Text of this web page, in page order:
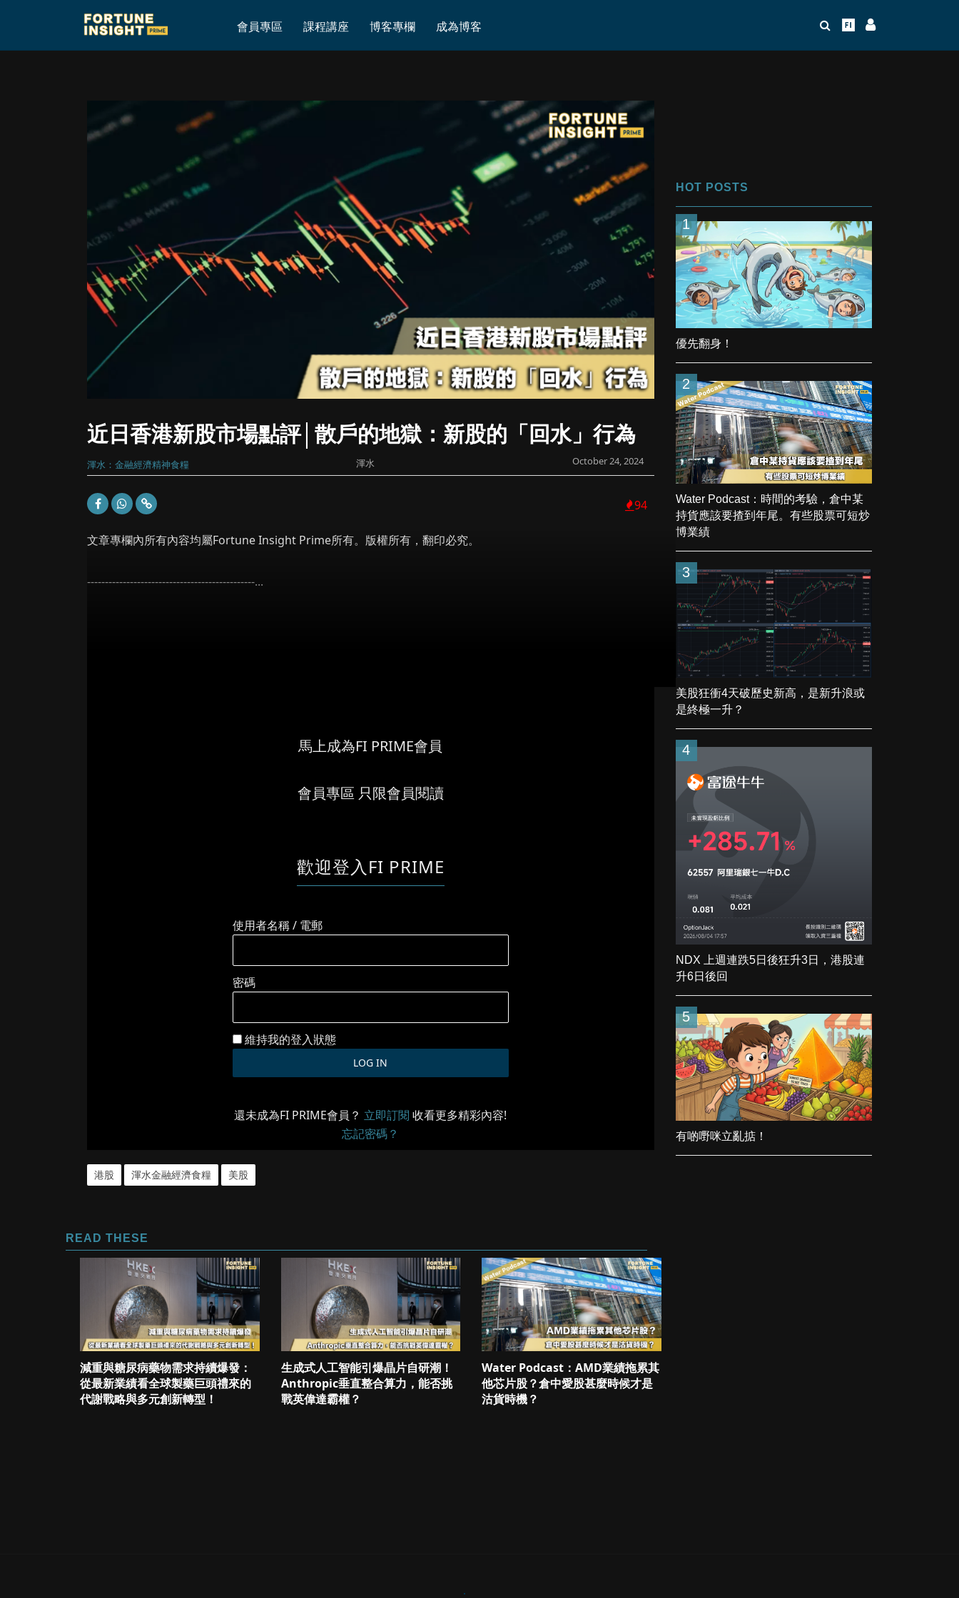
會員專區 課程講座 博客專欄 成為博客
近日香港新股市場點評│散戶的地獄：新股的「回水」行為
近日香港新股市場點評│散戶的地獄：新股的「回水」行為
渾水：金融經濟精神食糧 渾水 October 24, 2024
94
文章專欄內所有內容均屬Fortune Insight Prime所有。版權所有，翻印必究。
-----------------------------------------------...
馬上成為FI PRIME會員
會員專區 只限會員閱讀
歡迎登入FI PRIME
使用者名稱 / 電郵
密碼
維持我的登入狀態
還未成為FI PRIME會員？ 立即訂閱 收看更多精彩內容!
忘記密碼？
港股 渾水金融經濟食糧 美股
READ THESE
減重與糖尿病藥物需求持續爆發：
從最新業績看全球製藥巨頭禮來的
代謝戰略與多元創新轉型！
生成式人工智能引爆晶片自研潮！
Anthropic垂直整合算力，能否挑
戰英偉達霸權？
Water Podcast：AMD業績拖累其
他芯片股？倉中愛股甚麼時候才是
沽貨時機？
HOT POSTS
1
優先翻身！
2
Water Podcast：時間的考驗，倉中某
持貨應該要揸到年尾。有些股票可短炒
博業績
3
美股狂衝4天破歷史新高，是新升浪或
是終極一升？
4
NDX 上週連跌5日後狂升3日，港股連
升6日後回
5
有啲嘢咪立亂掂！